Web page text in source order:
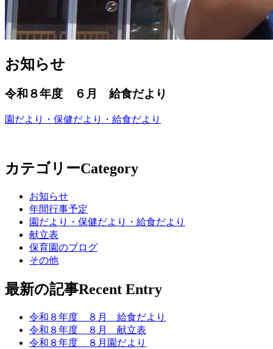
お知らせ
令和８年度 ６月 給食だより
園だより・保健だより・給食だより
カテゴリーCategory
お知らせ
年間行事予定
園だより・保健だより・給食だより
献立表
保育園のブログ
その他
最新の記事Recent Entry
令和８年度 ８月 給食だより
令和８年度 ８月 献立表
令和８年度 ８月園だより